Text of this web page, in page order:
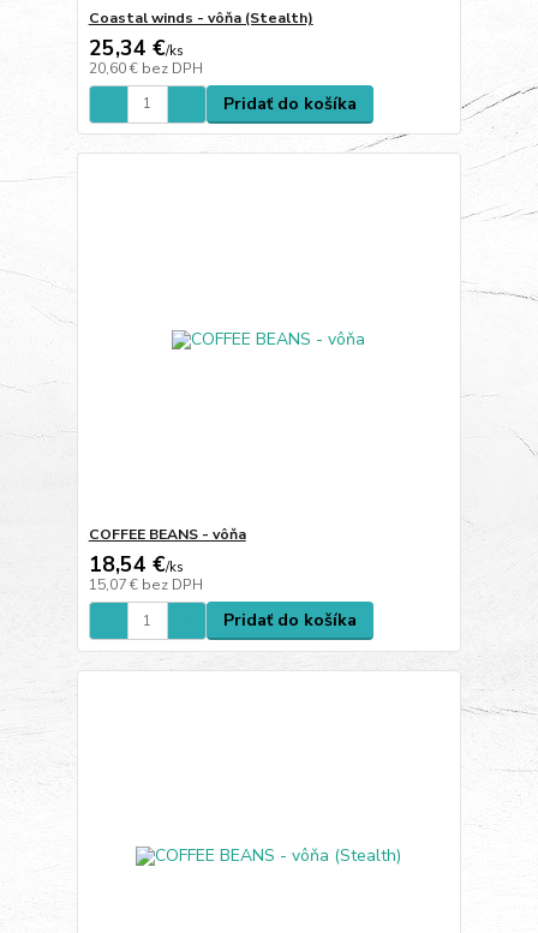
Coastal winds - vôňa (Stealth)
25,34 €/ks
20,60 € bez DPH
Pridať do košíka
COFFEE BEANS - vôňa
18,54 €/ks
15,07 € bez DPH
Pridať do košíka